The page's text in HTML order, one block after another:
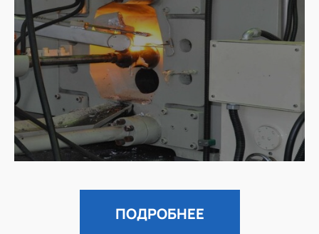
ПОДРОБНЕЕ